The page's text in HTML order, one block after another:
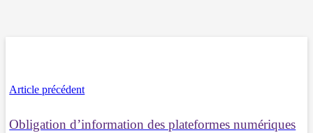
Article précédent
Obligation d’information des plateformes numériques